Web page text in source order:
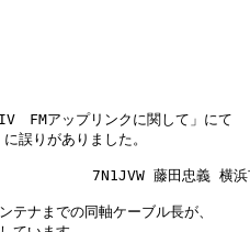
アップリンクに関して」にて
誤りがありました。
7N1JVW 藤田忠義 横浜
ナまでの同軸ケーブル長が、